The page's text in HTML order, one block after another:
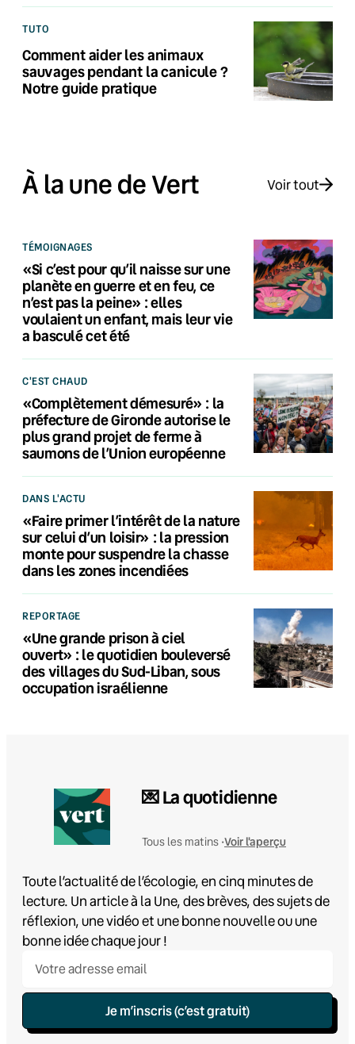
TUTO
Comment aider les animaux
sauvages pendant la canicule ?
Notre guide pratique
À la une de Vert Voir tout
TÉMOIGNAGES
«Si c’est pour qu’il naisse sur une
planète en guerre et en feu, ce
n’est pas la peine» : elles
voulaient un enfant, mais leur vie
a basculé cet été
C'EST CHAUD
«Complètement démesuré» : la
préfecture de Gironde autorise le
plus grand projet de ferme à
saumons de l’Union européenne
DANS L'ACTU
«Faire primer l’intérêt de la nature
sur celui d’un loisir» : la pression
monte pour suspendre la chasse
dans les zones incendiées
REPORTAGE
«Une grande prison à ciel
ouvert» : le quotidien bouleversé
des villages du Sud-Liban, sous
occupation israélienne
💌 La quotidienne
Tous les matins •Voir l'aperçu
Toute l’actualité de l’écologie, en cinq minutes de
lecture. Un article à la Une, des brèves, des sujets de
réflexion, une vidéo et une bonne nouvelle ou une
bonne idée chaque jour !
Je m’inscris (c’est gratuit)